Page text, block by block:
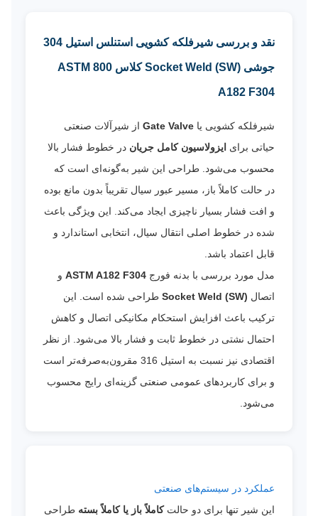
نقد و بررسی شیرفلکه کشویی استنلس استیل 304
جوشی Socket Weld (SW) کلاس 800 ASTM
A182 F304
شیرفلکه کشویی یا Gate Valve از شیرآلات صنعتی
حیاتی برای ایزولاسیون کامل جریان در خطوط فشار بالا
محسوب می‌شود. طراحی این شیر به‌گونه‌ای است که
در حالت کاملاً باز، مسیر عبور سیال تقریباً بدون مانع بوده
و افت فشار بسیار ناچیزی ایجاد می‌کند. این ویژگی باعث
شده در خطوط اصلی انتقال سیال، انتخابی استاندارد و
قابل اعتماد باشد.
مدل مورد بررسی با بدنه فورج ASTM A182 F304 و
اتصال Socket Weld (SW) طراحی شده است. این
ترکیب باعث افزایش استحکام مکانیکی اتصال و کاهش
احتمال نشتی در خطوط ثابت و فشار بالا می‌شود. از نظر
اقتصادی نیز نسبت به استیل 316 مقرون‌به‌صرفه‌تر است
و برای کاربردهای عمومی صنعتی گزینه‌ای رایج محسوب
می‌شود.
عملکرد در سیستم‌های صنعتی
این شیر تنها برای دو حالتکاملاً باز یا کاملاً بسته طراحی